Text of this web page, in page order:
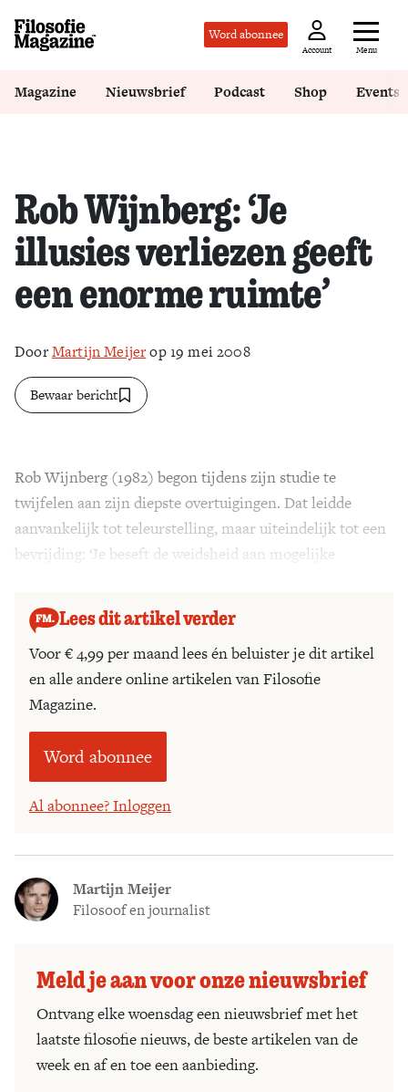
Word abonnee
Account Menu
Magazine Nieuwsbrief Podcast Shop Events
Rob Wijnberg: ‘Je
illusies verliezen geeft
een enorme ruimte’
DoorMartijn Meijerop 19 mei 2008
Bewaar bericht
Rob Wijnberg (1982) begon tijdens zijn studie te
twijfelen aan zijn diepste overtuigingen. Dat leidde
aanvankelijk tot teleurstelling, maar uiteindelijk tot een
bevrijding: ‘Je beseft de weidsheid aan mogelijke
Lees dit artikel verder
Voor € 4,99 per maand lees én beluister je dit artikel
en alle andere online artikelen van Filosofie
Magazine.
Word abonnee
Al abonnee? Inloggen
Martijn Meijer
Filosoof en journalist
Meld je aan voor onze nieuwsbrief
Ontvang elke woensdag een nieuwsbrief met het
laatste filosofie nieuws, de beste artikelen van de
week en af en toe een aanbieding.